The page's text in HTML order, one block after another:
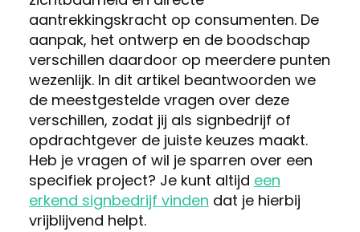
aantrekkingskracht op consumenten. De
aanpak, het ontwerp en de boodschap
verschillen daardoor op meerdere punten
wezenlijk. In dit artikel beantwoorden we
de meestgestelde vragen over deze
verschillen, zodat jij als signbedrijf of
opdrachtgever de juiste keuzes maakt.
Heb je vragen of wil je sparren over een
specifiek project? Je kunt altijd een
erkend signbedrijf vinden dat je hierbij
vrijblijvend helpt.